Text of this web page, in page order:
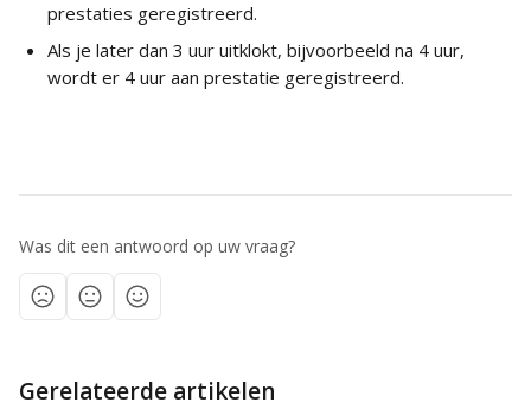
prestaties geregistreerd.
Als je later dan 3 uur uitklokt, bijvoorbeeld na 4 uur,
wordt er 4 uur aan prestatie geregistreerd.
Was dit een antwoord op uw vraag?
Gerelateerde artikelen